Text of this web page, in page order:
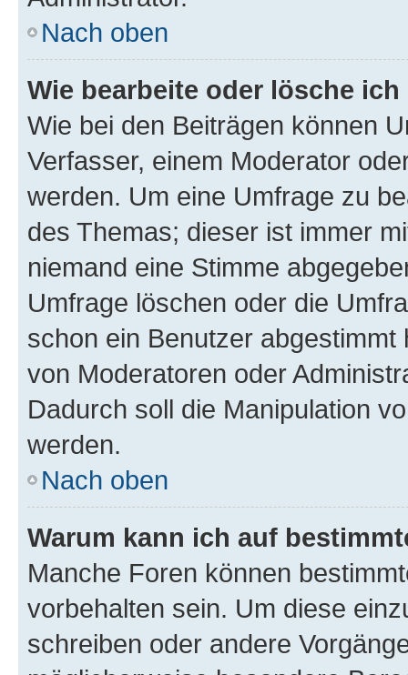
Nach oben
Wie bearbeite oder lösche
Wie bei den Beiträgen können
Verfasser, einem Moderator
werden. Um eine Umfrage zu
des Themas; dieser ist immer
niemand eine Stimme
Umfrage löschen oder die
schon ein Benutzer
von Moderatoren oder
Dadurch soll die Manipulation
werden.
Nach oben
Warum kann ich auf
Manche Foren können
vorbehalten sein. Um diese
schreiben oder andere